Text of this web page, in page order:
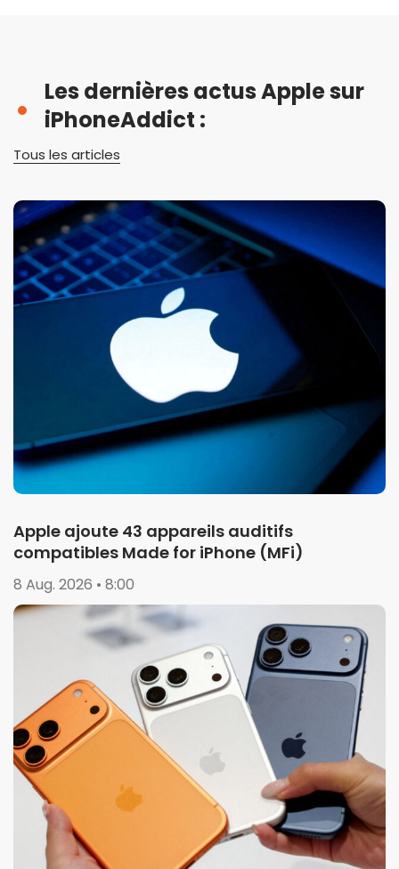
Les dernières actus Apple sur
iPhoneAddict :
Tous les articles
Apple ajoute 43 appareils auditifs
compatibles Made for iPhone (MFi)
8 Aug. 2026 • 8:00